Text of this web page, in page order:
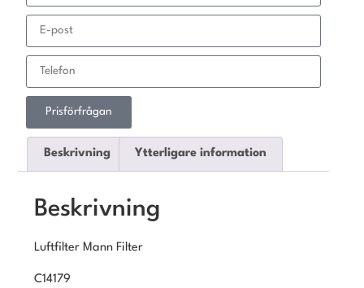
Prisförfrågan
Beskrivning Ytterligare information
Beskrivning
Luftfilter Mann Filter
C14179